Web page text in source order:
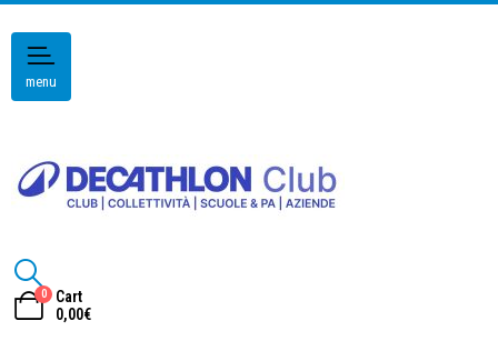
menu
0
Cart
0,00€